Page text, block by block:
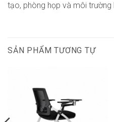
tạo, phòng họp và môi trường
SẢN PHẨM TƯƠNG TỰ